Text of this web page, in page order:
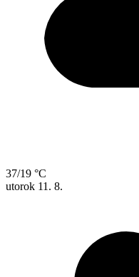
37/19 °C
utorok 11. 8.